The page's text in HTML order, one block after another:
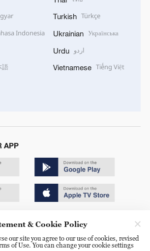
Indonesia
語
Turkish Türkçe
Ukrainian Українська
Urdu اردو
Vietnamese Tiếng Việt
APP
& Cookie Policy
our site you agree to our use of cookies, revised
of Use. You can change your cookie settings